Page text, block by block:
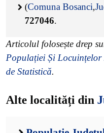
(Comuna Bosanci,
727046.
Articolul folosește drep
Populației Și Locuințelor
de Statistică.
Alte localități din